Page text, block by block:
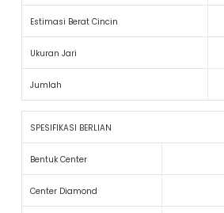
Estimasi Berat Cincin
Ukuran Jari
Jumlah
SPESIFIKASI BERLIAN
Bentuk Center
Center Diamond